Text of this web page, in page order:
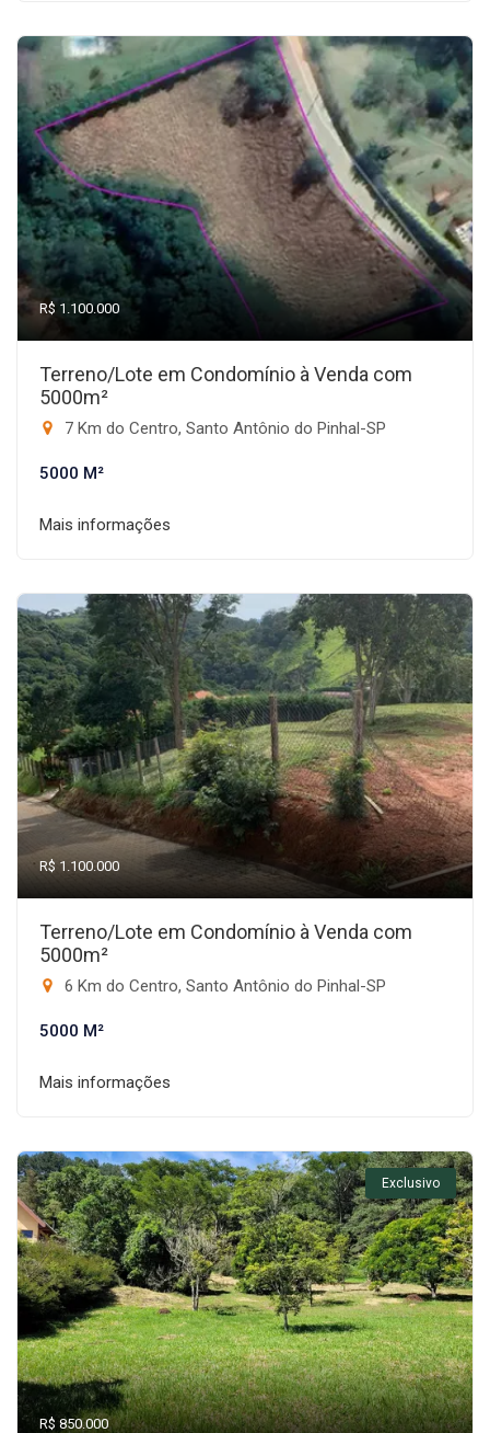
R$ 1.100.000
Terreno/Lote em Condomínio à Venda com
5000m²
7 Km do Centro, Santo Antônio do Pinhal-SP
5000 M²
Mais informações
R$ 1.100.000
Terreno/Lote em Condomínio à Venda com
5000m²
6 Km do Centro, Santo Antônio do Pinhal-SP
5000 M²
Mais informações
Exclusivo
R$ 850.000